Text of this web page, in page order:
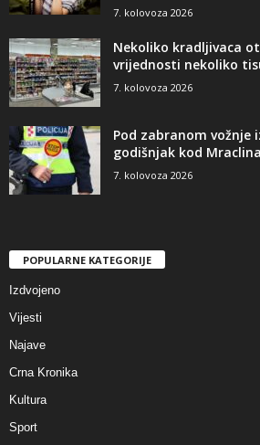
7. kolovoza 2026
Nekoliko kradljivaca
vrijednosti nekoliko
7. kolovoza 2026
Pod zabranom vožnje
godišnjak kod Mraclina
7. kolovoza 2026
POPULARNE KATEGORIJE
Izdvojeno
Vijesti
Najave
Crna Kronika
Kultura
Sport